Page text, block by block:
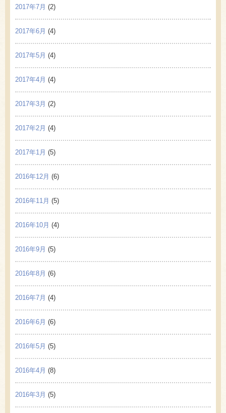
2017年7月 (2)
2017年6月 (4)
2017年5月 (4)
2017年4月 (4)
2017年3月 (2)
2017年2月 (4)
2017年1月 (5)
2016年12月 (6)
2016年11月 (5)
2016年10月 (4)
2016年9月 (5)
2016年8月 (6)
2016年7月 (4)
2016年6月 (6)
2016年5月 (5)
2016年4月 (8)
2016年3月 (5)